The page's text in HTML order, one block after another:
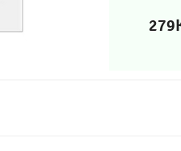
279